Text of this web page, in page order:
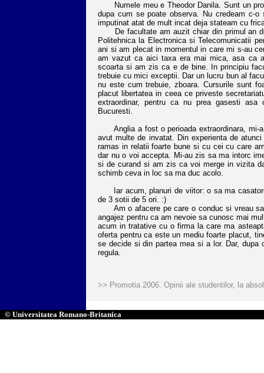
Numele meu e Theodor Danila. Sunt un
dupa cum se poate observa. Nu credeam c-
imputinat atat de mult incat deja stateam cu
De facultate am auzit chiar din primul an
Politehnica la Electronica si Telecomunicatii
ani si am plecat in momentul in care mi s-au
am vazut ca aici taxa era mai mica, asa ca
scoarta si am zis ca e de bine. In principiu
trebuie cu mici exceptii. Dar un lucru bun al
nu este cum trebuie, zboara. Cursurile sunt
placut libertatea in ceea ce priveste
extraordinar, pentru ca nu prea gasesti
Bucuresti.
Anglia a fost o perioada extraordinara, mi-
avut multe de invatat. Din experienta de
ramas in relatii foarte bune si cu cei cu care
dar nu o voi accepta. Mi-au zis sa ma intorc
si de curand si am zis ca voi merge in vizita
schimb ceva in loc sa ma duc acolo.
Iar acum, planuri de viitor: o sa ma
de 3 sotii de 5 ori. :)
Am o afacere pe care o conduc si vreau
angajez pentru ca am nevoie sa cunosc mai
acum in tratative cu o firma la care ma
oferta pentru ca este un mediu foarte placut,
se decide si din partea mea si a lor. Dar,
regula.
>> Promotia 2006. Opinii ale studentilor, la
© Universitatea Romano-Britanica